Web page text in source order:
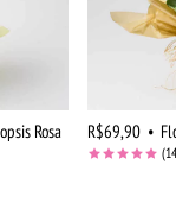
Rosa R$69,90 •